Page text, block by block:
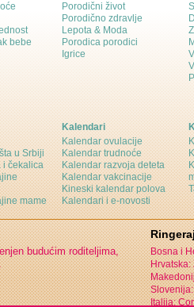
bebe
Porodični život
Porodično zdravlje
Lepota & Moda
Porodica porodici
Igrice
u Srbiji
i čekalica
mame
Kalendari
Kalendar ovulacije
Kalendar trudnoće
Kalendar razvoja deteta
Kalendar vakcinacije
Kineski kalendar polova
Kalendari i e-novosti
budućim roditeljima,
Bosna i
Italija: